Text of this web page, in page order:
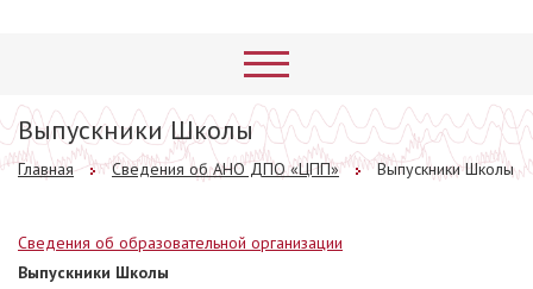
Выпускники Школы
Главная Сведения об АНО ДПО «ЦПП» Выпускники Школы
Сведения об образовательной организации
Выпускники Школы